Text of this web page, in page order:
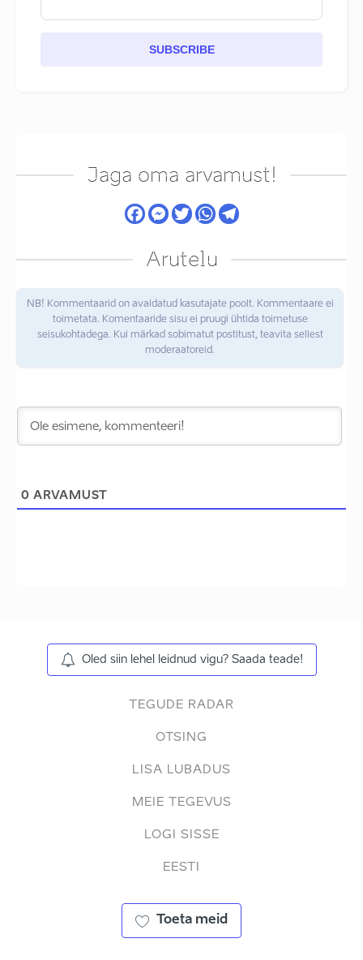
SUBSCRIBE
Jaga oma arvamust!
Arutelu
NB! Kommentaarid on avaldatud kasutajate poolt. Kommentaare ei
toimetata. Komentaaride sisu ei pruugi ühtida toimetuse
seisukohtadega. Kui märkad sobimatut postitust, teavita sellest
moderaatoreid.
0 ARVAMUST
Oled siin lehel leidnud vigu? Saada teade!
TEGUDE RADAR
OTSING
LISA LUBADUS
MEIE TEGEVUS
LOGI SISSE
EESTI
Toeta meid